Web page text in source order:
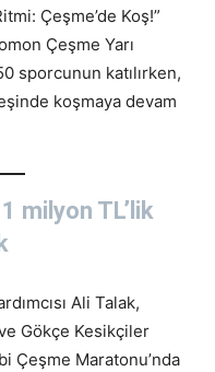
Çeşme’de Koş!”
Çeşme Yarı
sporcunun katılırken,
koşmaya devam
milyon TL’lik
Ali Talak,
Gökçe Kesikçiler
Çeşme Maratonu’nda